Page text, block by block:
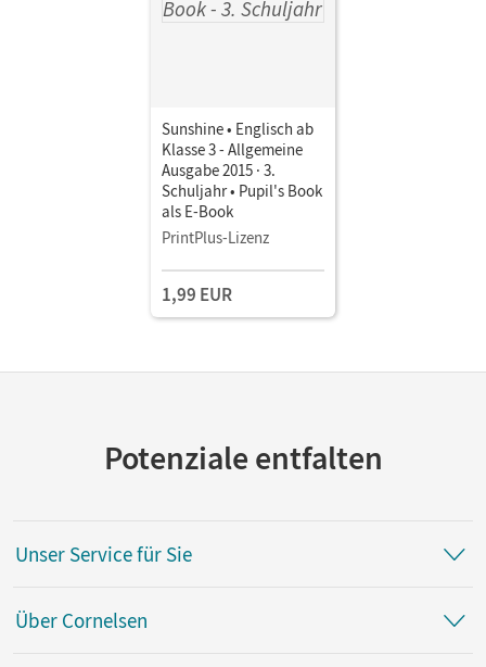
Sunshine • Englisch ab
Klasse 3 - Allgemeine
Ausgabe 2015 · 3.
Schuljahr • Pupil's Book
als E-Book
PrintPlus-Lizenz
1,99 EUR
Potenziale entfalten
Unser Service für Sie
Über Cornelsen